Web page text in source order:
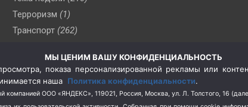
Терроризм (1)
Транспорт (262)
(76)
Цены (2)
Школа и спорт (2)
МЫ ЦЕНИМ ВАШУ КОНФИДЕНЦИАЛЬНОСТЬ
показа персонализированной рекламы или
наша Политика конфиденциальности.
компанией ООО «ЯНДЕКС», 119021, Россия, Москва, ул. Л. Толстого, 16